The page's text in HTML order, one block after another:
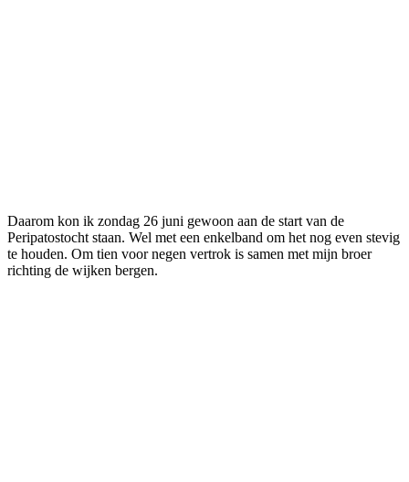
Daarom kon ik zondag 26 juni gewoon aan de start van de
Peripatostocht staan. Wel met een enkelband om het nog even stevig
te houden. Om tien voor negen vertrok is samen met mijn broer
richting de wijken bergen.